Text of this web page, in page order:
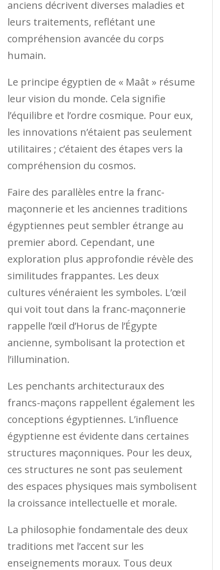
anciens décrivent diverses maladies et
leurs traitements, reflétant une
compréhension avancée du corps
humain.
Le principe égyptien de « Maât » résume
leur vision du monde. Cela signifie
l’équilibre et l’ordre cosmique. Pour eux,
les innovations n’étaient pas seulement
utilitaires ; c’étaient des étapes vers la
compréhension du cosmos.
Faire des parallèles entre la franc-
maçonnerie et les anciennes traditions
égyptiennes peut sembler étrange au
premier abord. Cependant, une
exploration plus approfondie révèle des
similitudes frappantes. Les deux
cultures vénéraient les symboles. L’œil
qui voit tout dans la franc-maçonnerie
rappelle l’œil d’Horus de l’Égypte
ancienne, symbolisant la protection et
l’illumination.
Les penchants architecturaux des
francs-maçons rappellent également les
conceptions égyptiennes. L’influence
égyptienne est évidente dans certaines
structures maçonniques. Pour les deux,
ces structures ne sont pas seulement
des espaces physiques mais symbolisent
la croissance intellectuelle et morale.
La philosophie fondamentale des deux
traditions met l’accent sur les
enseignements moraux. Tous deux